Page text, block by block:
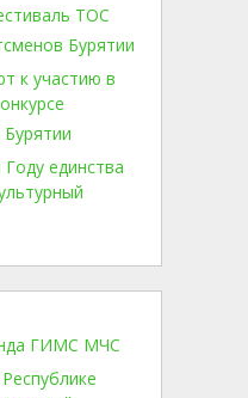
ТОС
Бурятии
к участию в
единства
ГИМС МЧС